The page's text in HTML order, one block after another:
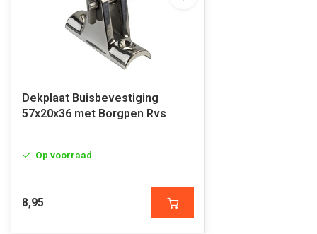
Dekplaat Buisbevestiging
57x20x36 met Borgpen Rvs
Op voorraad
8,95